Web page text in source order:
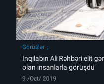
Görüşlər
İnqilabın Ali Rəhbəri elit
olan insanlarla görüşdü
9 /Oct/ 2019